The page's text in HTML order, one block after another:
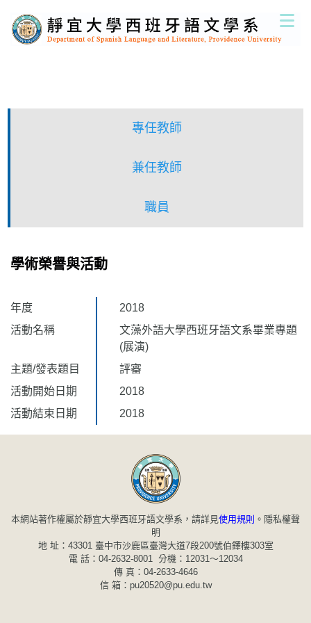
到
主
專任教師
兼任教師
職員
學術榮譽與活動
年度
2018
活動名稱
文藻外語大學西班牙語文系畢業專題
(展演)
主題/發表題目
評審
活動開始日期
2018
活動結束日期
2018
本網站著作權屬於靜宜大學西班牙語文學系，請詳見使用規則 。 隱私權聲
明
地 址：43301 臺中市沙鹿區臺灣大道7段200號伯鐸樓303室
電 話：04-2632-8001 分機：12031～12034
傳 真：04-2633-4646
信 箱：pu20520@pu.edu.tw